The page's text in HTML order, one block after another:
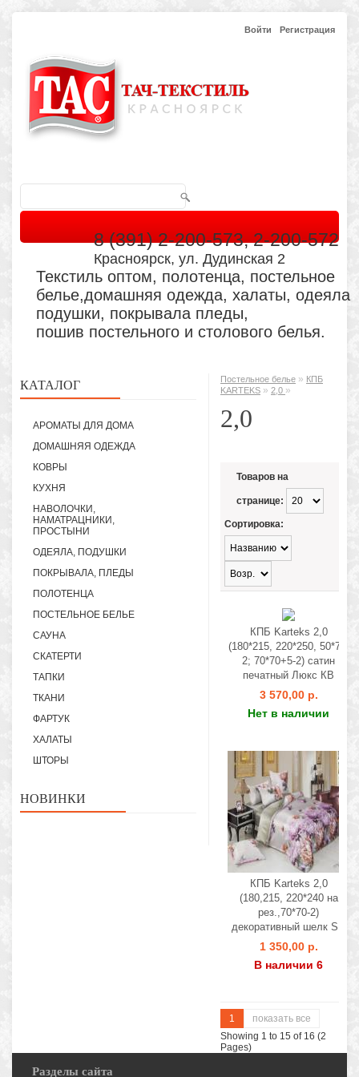
Войти Регистрация
8 (391) 2-200-573, 2-200-572
Красноярск, ул. Дудинская 2
Текстиль оптом, полотенца, постельное
белье,домашняя одежда, халаты, одеяла
подушки, покрывала пледы,
пошив постельного и столового белья.
КАТАЛОГ
АРОМАТЫ ДЛЯ ДОМА
ДОМАШНЯЯ ОДЕЖДА
КОВРЫ
КУХНЯ
НАВОЛОЧКИ,
НАМАТРАЦНИКИ,
ПРОСТЫНИ
ОДЕЯЛА, ПОДУШКИ
ПОКРЫВАЛА, ПЛЕДЫ
ПОЛОТЕНЦА
ПОСТЕЛЬНОЕ БЕЛЬЕ
САУНА
СКАТЕРТИ
ТАПКИ
ТКАНИ
ФАРТУК
ХАЛАТЫ
ШТОРЫ
НОВИНКИ
Постельное белье » КПБ
KARTEKS » 2,0 »
2,0
Товаров на
странице:
Сортировка:
КПБ Karteks 2,0
(180*215, 220*250, 50*70-
2; 70*70+5-2) сатин
печатный Люкс КВ
3 570,00 р.
Нет в наличии
КПБ Karteks 2,0
(180,215, 220*240 на
рез.,70*70-2)
декоративный шелк SH
1 350,00 р.
В наличии 6
1
показать все
Showing 1 to 15 of 16 (2
Pages)
Разделы сайта